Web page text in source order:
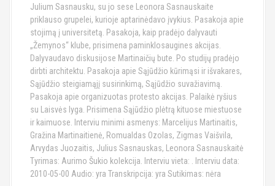
Julium Sasnausku, su jo sese Leonora Sasnauskaite
priklauso grupelei, kurioje aptarinėdavo įvykius. Pasakoja apie
stojimą į universitetą. Pasakoja, kaip pradėjo dalyvauti
„Žemynos“ klube, prisimena paminklosaugines akcijas.
Dalyvaudavo diskusijose Martinaičių bute. Po studijų pradėjo
dirbti architektu. Pasakoja apie Sąjūdžio kūrimąsi ir išvakares,
Sąjūdžio steigiamąjį susirinkimą, Sąjūdžio suvažiavimą.
Pasakoja apie organizuotas protesto akcijas. Palaikė ryšius
su Laisvės lyga. Prisimena Sąjūdžio plėtrą kituose miestuose
ir kaimuose. Interviu minimi asmenys: Marcelijus Martinaitis,
Gražina Martinaitienė, Romualdas Ozolas, Zigmas Vaišvila,
Arvydas Juozaitis, Julius Sasnauskas, Leonora Sasnauskaitė
Tyrimas: Aurimo Šukio kolekcija. Interviu vieta: . Interviu data:
2010-05-00 Audio: yra Transkripcija: yra Sutikimas: nėra